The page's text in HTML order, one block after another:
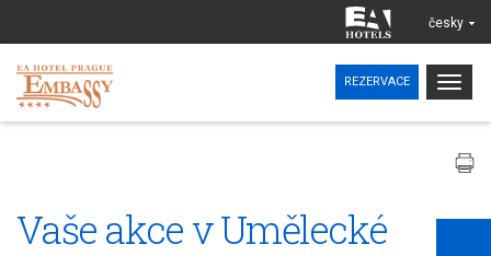
česky
REZERVACE
Vaše akce v Umělecké